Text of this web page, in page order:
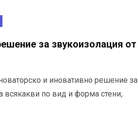
за звукоизолация от
и иновативно решение за
всякакви по вид и форма стени,